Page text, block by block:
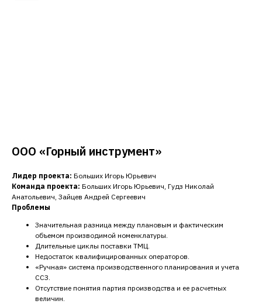
ООО «Горный инструмент»
Лидер проекта: Больших Игорь Юрьевич
Команда проекта: Больших Игорь Юрьевич, Гудз Николай
Анатольевич, Зайцев Андрей Сергеевич
Проблемы
Значительная разница между плановым и фактическим
объемом производимой номенклатуры.
Длительные циклы поставки ТМЦ.
Недостаток квалифицированных операторов.
«Ручная» система производственного планирования и учета
ССЗ.
Отсутствие понятия партия производства и ее расчетных
величин.